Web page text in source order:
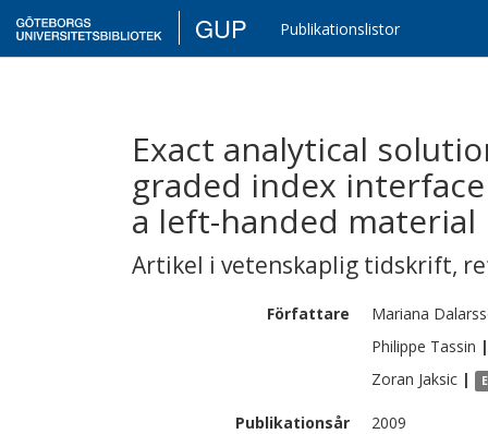
GUP Publikationslistor
Exact analytical
graded index
a left-handed material
Artikel i vetenskaplig tidskrift,
Författare Mariana
Philippe Tassin |
Zoran Jaksic |
Publikationsår
2009